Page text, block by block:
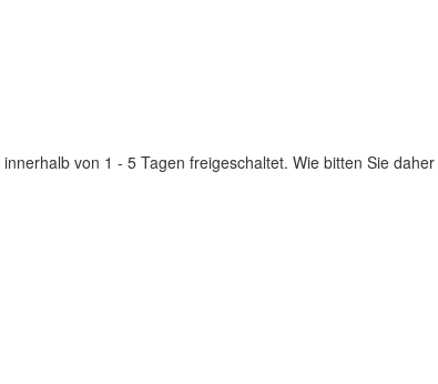
von 1 - 5 Tagen freigeschaltet. Wie bitten Sie